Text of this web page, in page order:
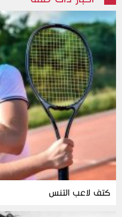
كتف لاعب التنس